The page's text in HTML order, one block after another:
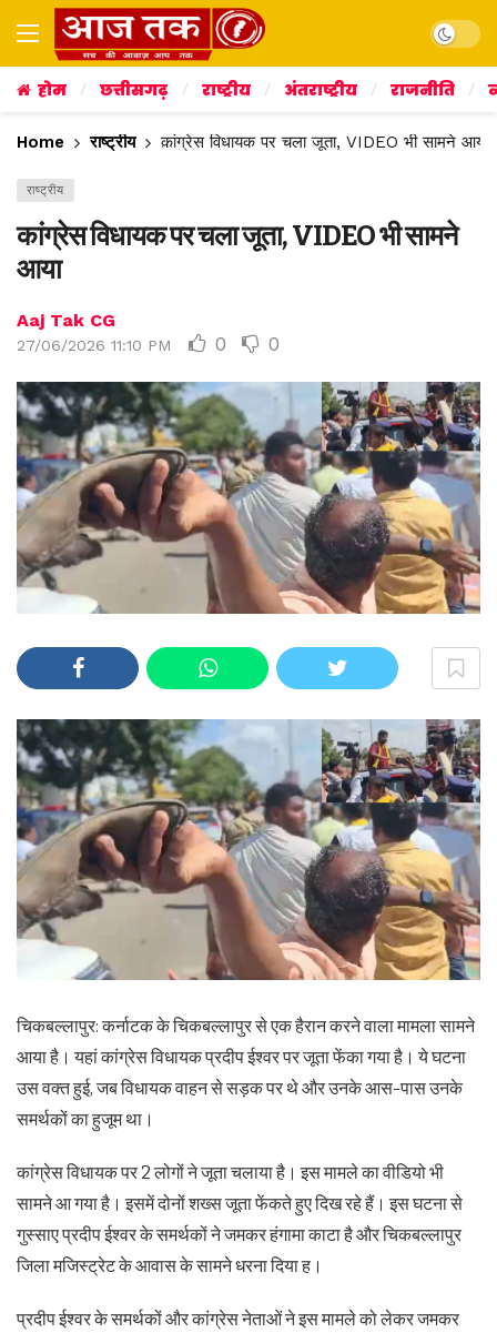
Dark
होम छत्तीसगढ़ राष्ट्रीय अंतराष्ट्रीय राजनीति
Home राष्ट्रीय कांग्रेस विधायक पर चला जूता, VIDEO भी सामने आया
राष्ट्रीय
कांग्रेस विधायक पर चला जूता, VIDEO भी सामने
आया
Aaj Tak CG
27/06/2026 11:10 PM 0 0
चिकबल्लापुर: कर्नाटक के चिकबल्लापुर से एक हैरान करने वाला मामला सामने
आया है। यहां कांग्रेस विधायक प्रदीप ईश्वर पर जूता फेंका गया है। ये घटना
उस वक्त हुई, जब विधायक वाहन से सड़क पर थे और उनके आस-पास उनके
समर्थकों का हुजूम था।
कांग्रेस विधायक पर 2 लोगों ने जूता चलाया है। इस मामले का वीडियो भी
सामने आ गया है। इसमें दोनों शख्स जूता फेंकते हुए दिख रहे हैं। इस घटना से
गुस्साए प्रदीप ईश्वर के समर्थकों ने जमकर हंगामा काटा है और चिकबल्लापुर
जिला मजिस्ट्रेट के आवास के सामने धरना दिया ह।
प्रदीप ईश्वर के समर्थकों और कांग्रेस नेताओं ने इस मामले को लेकर जमकर